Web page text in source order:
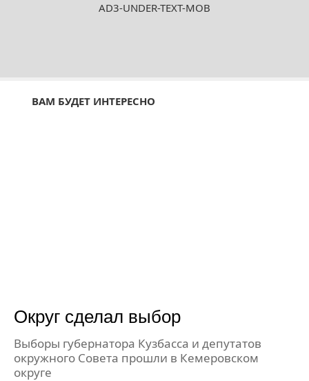
AD3-UNDER-TEXT-MOB
ВАМ БУДЕТ ИНТЕРЕСНО
Округ сделал выбор
Выборы губернатора Кузбасса и депутатов
окружного Совета прошли в Кемеровском
округе